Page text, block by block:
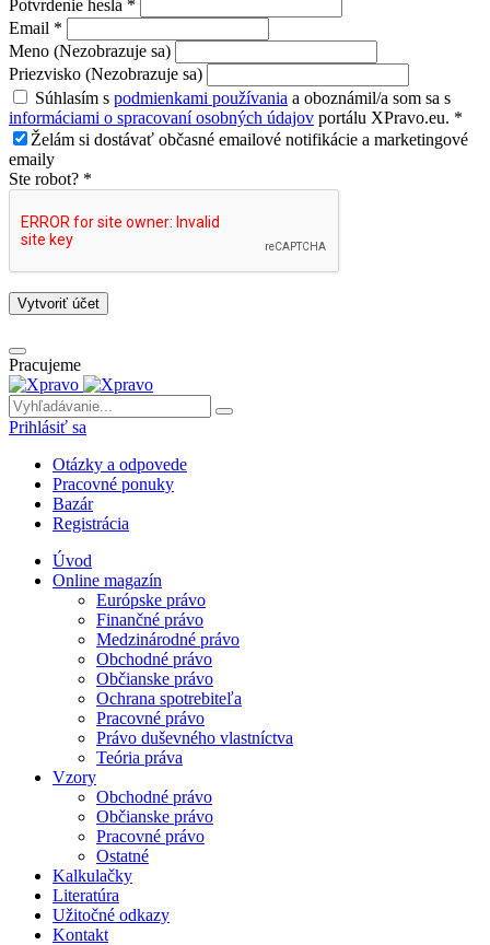
Potvrdenie hesla *
Email *
Meno (Nezobrazuje sa)
Priezvisko (Nezobrazuje sa)
Súhlasím s podmienkami používania a oboznámil/a som sa s
informáciami o spracovaní osobných údajov portálu XPravo.eu. *
Želám si dostávať občasné emailové notifikácie a marketingové
emaily
Ste robot? *
Vytvoriť účet
Pracujeme
Prihlásiť sa
Otázky a odpovede
Pracovné ponuky
Bazár
Registrácia
Úvod
Online magazín
Európske právo
Finančné právo
Medzinárodné právo
Obchodné právo
Občianske právo
Ochrana spotrebiteľa
Pracovné právo
Právo duševného vlastníctva
Teória práva
Vzory
Obchodné právo
Občianske právo
Pracovné právo
Ostatné
Kalkulačky
Literatúra
Užitočné odkazy
Kontakt